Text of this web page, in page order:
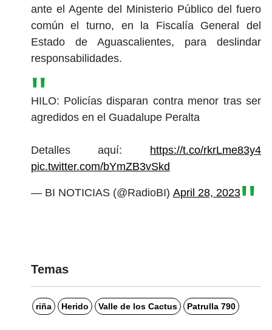
ante el Agente del Ministerio Público del fuero
común el turno, en la Fiscalía General del
Estado de Aguascalientes, para deslindar
responsabilidades.
HILO: Policías disparan contra menor tras ser
agredidos en el Guadalupe Peralta
Detalles aquí: https://t.co/rkrLme83y4
pic.twitter.com/bYmZB3vSkd
— BI NOTICIAS (@RadioBI) April 28, 2023
Temas
riña Herido Valle de los Cactus Patrulla 790